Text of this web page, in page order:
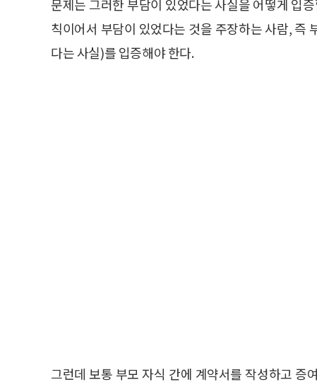
문제는 그러한 부담이 있었다는 사실을 어떻게 입
칙이어서 부담이 있었다는 것을 주장하는 사람, 즉
다는 사실)를 입증해야 한다.
그런데 보통 부모 자식 간에 계약서를 작성하고 증